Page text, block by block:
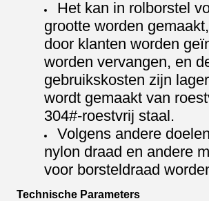
Het kan in rolborstel
grootte worden
door klanten worden
worden vervangen, en
gebruikskosten zijn
wordt gemaakt van
304#-roestvrij staal.
Volgens andere
nylon draad en andere
voor borsteldraad
Technische Parameters